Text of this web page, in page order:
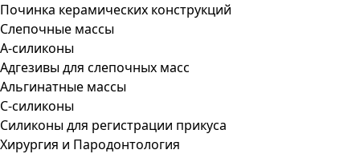
Починка керамических конструкций
Слепочные массы
А-силиконы
Адгезивы для слепочных масс
Альгинатные массы
С-силиконы
Силиконы для регистрации прикуса
Хирургия и Пародонтология